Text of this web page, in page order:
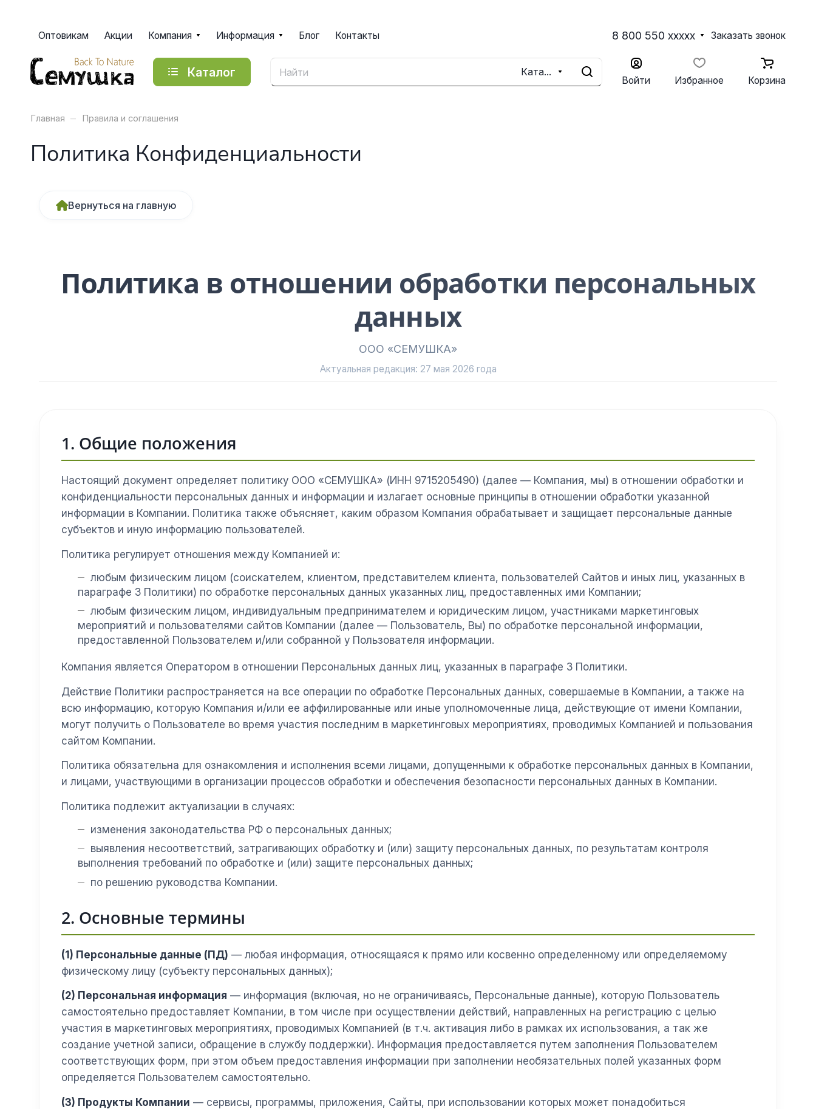
Оптовикам Акции Компания Информация Блог Контакты 8 800 550 xxxxx Заказать звонок
Каталог Каталог
Войти Избранное Корзина
Главная – Правила и соглашения
Политика Конфиденциальности
Вернуться на главную
Политика в отношении обработки персональных
данных
ООО «СЕМУШКА»
Актуальная редакция: 27 мая 2026 года
1. Общие положения
Настоящий документ определяет политику ООО «СЕМУШКА» (ИНН 9715205490) (далее — Компания, мы) в отношении обработки и
конфиденциальности персональных данных и информации и излагает основные принципы в отношении обработки указанной
информации в Компании. Политика также объясняет, каким образом Компания обрабатывает и защищает персональные данные
субъектов и иную информацию пользователей.
Политика регулирует отношения между Компанией и:
любым физическим лицом (соискателем, клиентом, представителем клиента, пользователей Сайтов и иных лиц, указанных в
параграфе 3 Политики) по обработке персональных данных указанных лиц, предоставленных ими Компании;
любым физическим лицом, индивидуальным предпринимателем и юридическим лицом, участниками маркетинговых
мероприятий и пользователями сайтов Компании (далее — Пользователь, Вы) по обработке персональной информации,
предоставленной Пользователем и/или собранной у Пользователя информации.
Компания является Оператором в отношении Персональных данных лиц, указанных в параграфе 3 Политики.
Действие Политики распространяется на все операции по обработке Персональных данных, совершаемые в Компании, а также на
всю информацию, которую Компания и/или ее аффилированные или иные уполномоченные лица, действующие от имени Компании,
могут получить о Пользователе во время участия последним в маркетинговых мероприятиях, проводимых Компанией и пользования
сайтом Компании.
Политика обязательна для ознакомления и исполнения всеми лицами, допущенными к обработке персональных данных в Компании,
и лицами, участвующими в организации процессов обработки и обеспечения безопасности персональных данных в Компании.
Политика подлежит актуализации в случаях:
изменения законодательства РФ о персональных данных;
выявления несоответствий, затрагивающих обработку и (или) защиту персональных данных, по результатам контроля
выполнения требований по обработке и (или) защите персональных данных;
по решению руководства Компании.
2. Основные термины
(1) Персональные данные (ПД) — любая информация, относящаяся к прямо или косвенно определенному или определяемому
физическому лицу (субъекту персональных данных);
(2) Персональная информация — информация (включая, но не ограничиваясь, Персональные данные), которую Пользователь
самостоятельно предоставляет Компании, в том числе при осуществлении действий, направленных на регистрацию с целью
участия в маркетинговых мероприятиях, проводимых Компанией (в т.ч. активация либо в рамках их использования, а так же
создание учетной записи, обращение в службу поддержки). Информация предоставляется путем заполнения Пользователем
соответствующих форм, при этом объем предоставления информации при заполнении необязательных полей указанных форм
определяется Пользователем самостоятельно.
(3) Продукты Компании — сервисы, программы, приложения, Сайты, при использовании которых может понадобиться